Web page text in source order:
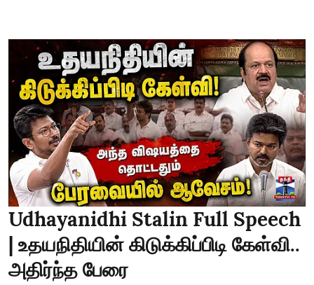
Udhayanidhi Stalin Full Speech
| உதயநிதியின் கிடுக்கிப்பிடி கேள்வி..
அதிர்ந்த பேரை